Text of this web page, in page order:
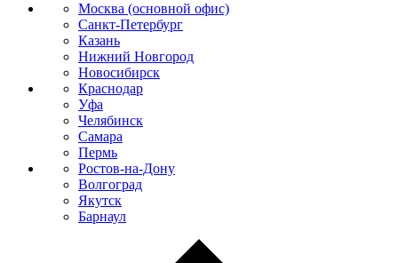
Москва (основной офис)
Санкт-Петербург
Казань
Нижний Новгород
Новосибирск
Краснодар
Уфа
Челябинск
Самара
Пермь
Ростов-на-Дону
Волгоград
Якутск
Барнаул